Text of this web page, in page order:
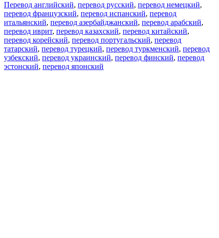
Перевод английский, перевод русский, перевод немецкий,
перевод французский, перевод испанский, перевод
итальянский, перевод азербайджанский, перевод арабский,
перевод иврит, перевод казахский, перевод китайский,
перевод корейский, перевод португальский, перевод
татарский, перевод турецкий, перевод туркменский, перевод
узбекский, перевод украинский, перевод финский, перевод
эстонский, перевод японский